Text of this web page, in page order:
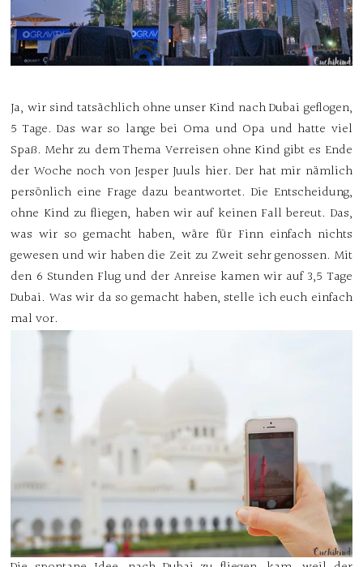
Ja, wir sind tatsächlich ohne unser Kind nach Dubai geflogen,
5 Tage. Das war so lange bei Oma und Opa und hatte viel
Spaß. Mehr zu dem Thema Verreisen ohne Kind gibt es Ende
der Woche noch von Jesper Juuls hier. Der hat mir nämlich
persönlich eine Frage dazu beantwortet. Die Entscheidung,
ohne Kind zu fliegen, haben wir auf keinen Fall bereut. Das,
was wir so gemacht haben, wäre für Finn einfach nichts
gewesen und wir haben die Zeit zu Zweit sehr genossen. Mit
den 6 Stunden Flug und der Anreise kamen wir auf 3,5 Tage
Dubai. Was wir da so gemacht haben, stelle ich euch einfach
mal vor.